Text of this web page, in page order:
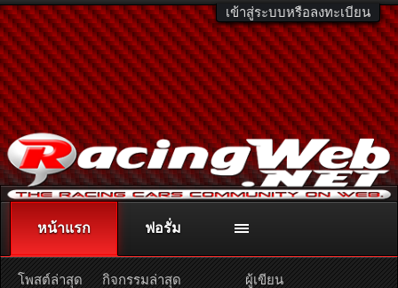
เข้าสู่ระบบหรือลงทะเบียน
ติดต่อลงโฆษณา racingweb@gmail.comหรือโทร. 081-811-1138
หรืออ่านรายละเอียดเพิ่มเติม คลิกที่นี่
หน้าแรก
โพสต์ล่าสุด กิจกรรมล่าสุด ผู้เขียน
ฟอรั่ม